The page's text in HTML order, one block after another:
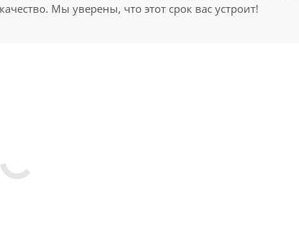
Мы уверены, что этот срок вас устроит!